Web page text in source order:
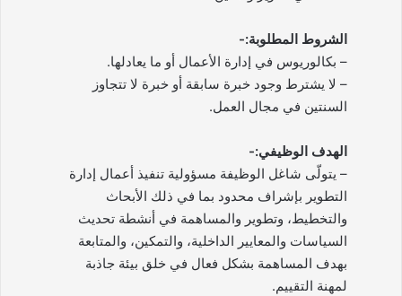
الشروط المطلوبة:-
– بكالوريوس في إدارة الأعمال أو ما يعادلها.
– لا يشترط وجود خبرة سابقة أو خبرة لا تتجاوز
السنتين في مجال العمل.
الهدف الوظيفي:-
– يتولّى شاغل الوظيفة مسؤولية تنفيذ أعمال إدارة
التطوير بإشراف محدود بما في ذلك الأبحاث
والتخطيط، وتطوير والمساهمة في أنشطة تحديث
السياسات والمعايير الداخلية، والتمكين، والمتابعة
بهدف المساهمة بشكل فعال في خلق بيئة جاذبة
لمهنة التقييم.